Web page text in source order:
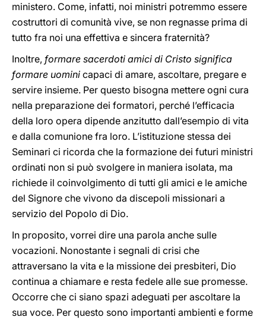
ministero. Come, infatti, noi ministri potremmo essere
costruttori di comunità vive, se non regnasse prima di
tutto fra noi una effettiva e sincera fraternità?
Inoltre, formare sacerdoti amici di Cristo significa
formare uomini capaci di amare, ascoltare, pregare e
servire insieme. Per questo bisogna mettere ogni cura
nella preparazione dei formatori, perché l’efficacia
della loro opera dipende anzitutto dall’esempio di vita
e dalla comunione fra loro. L’istituzione stessa dei
Seminari ci ricorda che la formazione dei futuri ministri
ordinati non si può svolgere in maniera isolata, ma
richiede il coinvolgimento di tutti gli amici e le amiche
del Signore che vivono da discepoli missionari a
servizio del Popolo di Dio.
In proposito, vorrei dire una parola anche sulle
vocazioni. Nonostante i segnali di crisi che
attraversano la vita e la missione dei presbiteri, Dio
continua a chiamare e resta fedele alle sue promesse.
Occorre che ci siano spazi adeguati per ascoltare la
sua voce. Per questo sono importanti ambienti e forme